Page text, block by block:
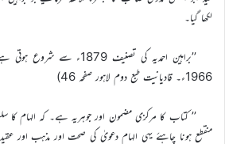
لکھا گیا۔
’’براہین احمدیہ کی تصنیف
1966ء۔ قادیانیت طبع دوم لاہور صفحہ 46)
’’ کتاب کا مرکزی مضمون اور جوہریہ ہے۔ کہ الہام کا
منقطع ہونا چاہئے یہی الہام دعویٰ کی صحت اور مذہب